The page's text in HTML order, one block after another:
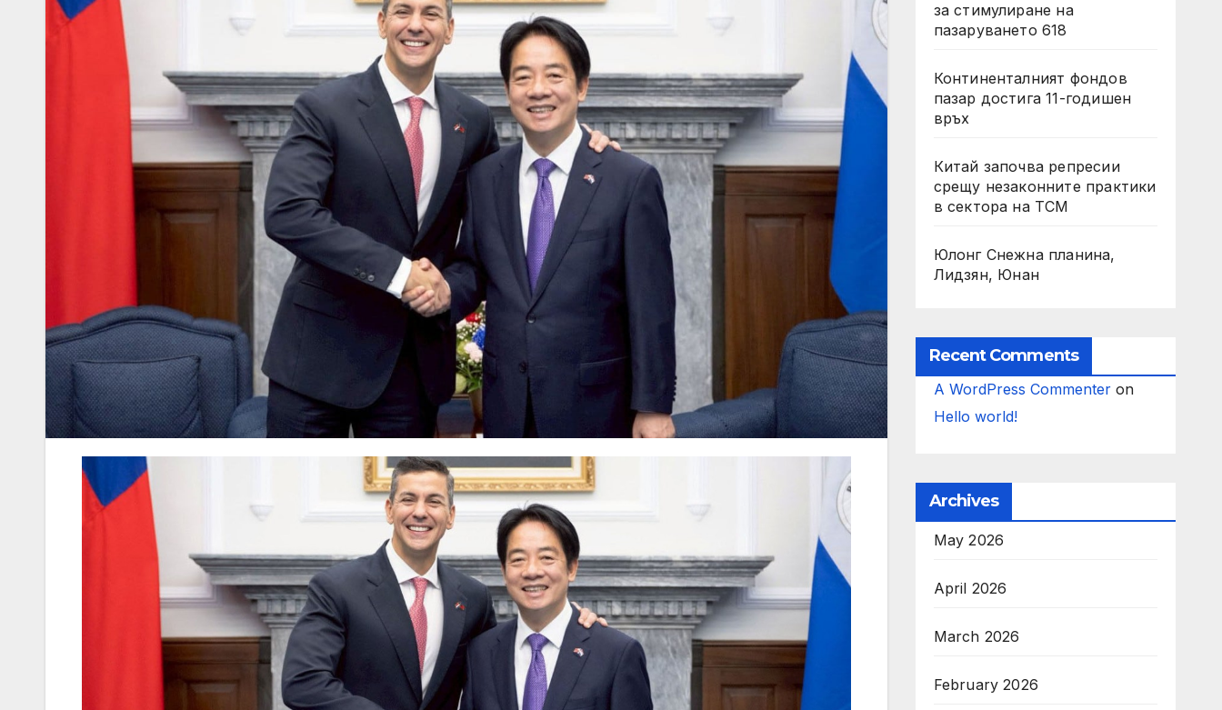
за стимулиране на
пазаруването 618
Континенталният фондов
пазар достига 11-годишен
връх
Китай започва репресии
срещу незаконните практики
в сектора на TCM
Юлонг Снежна планина,
Лидзян, Юнан
Recent Comments
A WordPress Commenteron
Hello world!
Archives
May 2026
April 2026
March 2026
February 2026